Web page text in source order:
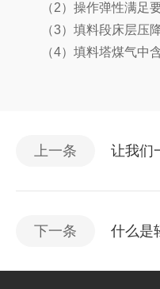
（2）操作弹性满足要
（3）填料段床层压降
（4）填料塔煤气中含
上一条 让我们
下一条 什么是